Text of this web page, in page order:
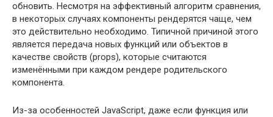
обновить. Несмотря на эффективный алгоритм сравнения,
в некоторых случаях компоненты рендерятся чаще, чем
это действительно необходимо. Типичной причиной этого
является передача новых функций или объектов в
качестве свойств (props), которые считаются
изменёнными при каждом рендере родительского
компонента.
Из-за особенностей JavaScript, даже если функция или